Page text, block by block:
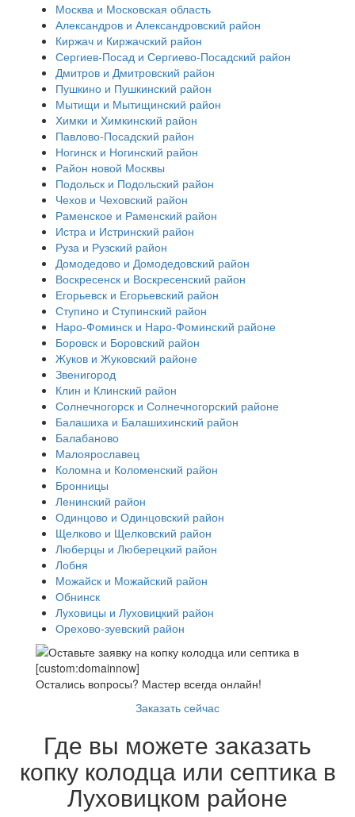
Москва и Московская область
Александров и Александровский район
Киржач и Киржачский район
Сергиев-Посад и Сергиево-Посадский район
Дмитров и Дмитровский район
Пушкино и Пушкинский район
Мытищи и Мытищинский район
Химки и Химкинский район
Павлово-Посадский район
Ногинск и Ногинский район
Район новой Москвы
Подольск и Подольский район
Чехов и Чеховский район
Раменское и Раменский район
Истра и Истринский район
Руза и Рузский район
Домодедово и Домодедовский район
Воскресенск и Воскресенский район
Егорьевск и Егорьевский район
Ступино и Ступинский район
Наро-Фоминск и Наро-Фоминский районе
Боровск и Боровский район
Жуков и Жуковский районе
Звенигород
Клин и Клинский район
Солнечногорск и Солнечногорский районе
Балашиха и Балашихинский район
Балабаново
Малоярославец
Коломна и Коломенский район
Бронницы
Ленинский район
Одинцово и Одинцовский район
Щелково и Щелковский район
Люберцы и Люберецкий район
Лобня
Можайск и Можайский район
Обнинск
Луховицы и Луховицкий район
Орехово-зуевский район
Остались вопросы? Мастер всегда онлайн!
Заказать сейчас
Где вы можете заказать
копку колодца или септика в
Луховицком районе